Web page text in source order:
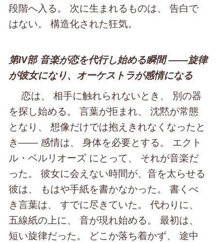
段階へ入る。 次に生まれるものは、 告白で
はない。 構造化された狂気。
第Ⅳ部 音楽が恋を代行し始める瞬間 ――旋律
が彼女になり、オーケストラが感情になる
恋は、 相手に触れられないとき、 別の器
を探し始める。 言葉が拒まれ、 沈黙が常態
となり、 想像だけでは抱えきれなくなったと
き―― 感情は、 身体を必要とする。 エクト
ル・ベルリオーズ にとって、 それが音楽だ
った。 彼女に会えない時間が、音を太らせる
彼は、 もはや手紙を書かなかった。 書くべ
き言葉は、 すでに尽きていた。 代わりに、
五線紙の上に、 音が現れ始める。 最初は、
短い旋律だった。 どこか落ち着かず、 途中